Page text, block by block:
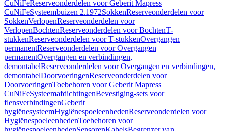
CuNiFeReserveonderdelen voor Geberit Mapress
CuNiFeSysteembuizen 2.1972SokkenReserveonderdelen voor
SokkenVerlopenReserveonderdelen voor
VerlopenBochtenReserveonderdelen voor BochtenT-
stukkenReserveonderdelen voor T-stukkenOvergangen
permanentReserveonderdelen voor Overgangen
permanentOvergangen en verbindingen,
demontabelReserveonderdelen voor Overgangen en verbindingen,
demontabelDoorvoeringenReserveonderdelen voor
DoorvoeringenToebehoren voor Geberit Mapress
CuNiFeSysteemafdichtingenBevestiging-sets voor
flensverbindingenGeberit
hygiënesysteemHygiënespoeleenhedenReserveonderdelen voor
HygiënespoeleenhedenToebehoren voor